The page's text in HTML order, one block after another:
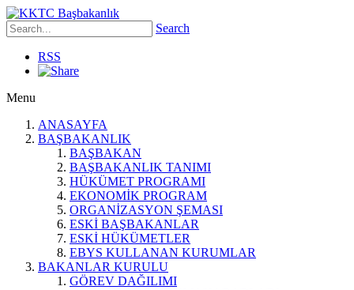
Search
RSS
Menu
ANASAYFA
BAŞBAKANLIK
BAŞBAKAN
BAŞBAKANLIK TANIMI
HÜKÜMET PROGRAMI
EKONOMİK PROGRAM
ORGANİZASYON ŞEMASI
ESKİ BAŞBAKANLAR
ESKİ HÜKÜMETLER
EBYS KULLANAN KURUMLAR
BAKANLAR KURULU
GÖREV DAĞILIMI